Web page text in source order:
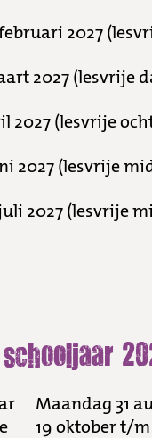
2027
2027 (lesvrije
2027 (lesvrije
2027 (lesvrije
2027 (lesvrije
Maandag 31
19 oktober t/